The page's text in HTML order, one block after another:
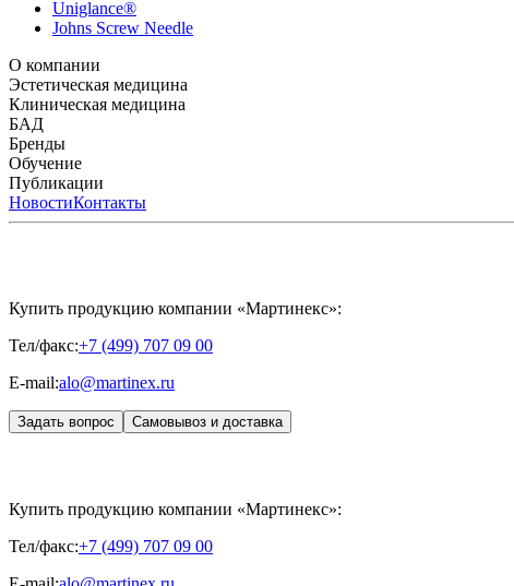
Uniglance®
Johns Screw Needle
О компании
История компанииНаучный центр
Эстетическая медицина
БиорепарацияФиллеры
Клиническая медицина
HYALREPAIR® CHONDROreparant
БАД
CYTOHYALEX
Бренды
APRILINE®
MIKHAYLOVA
Обучение
Расписание мероприятий
Публикации
ЖУРНАЛ LES NOUVELLES ESTHÉTIQUES
НовостиКонтакты
Купить продукцию компании «Мартинекс»:
Тел/факс:+7 (499) 707 09 00
E-mail:alo@martinex.ru
Задать вопрос Самовывоз и доставка
Купить продукцию компании «Мартинекс»:
Тел/факс:+7 (499) 707 09 00